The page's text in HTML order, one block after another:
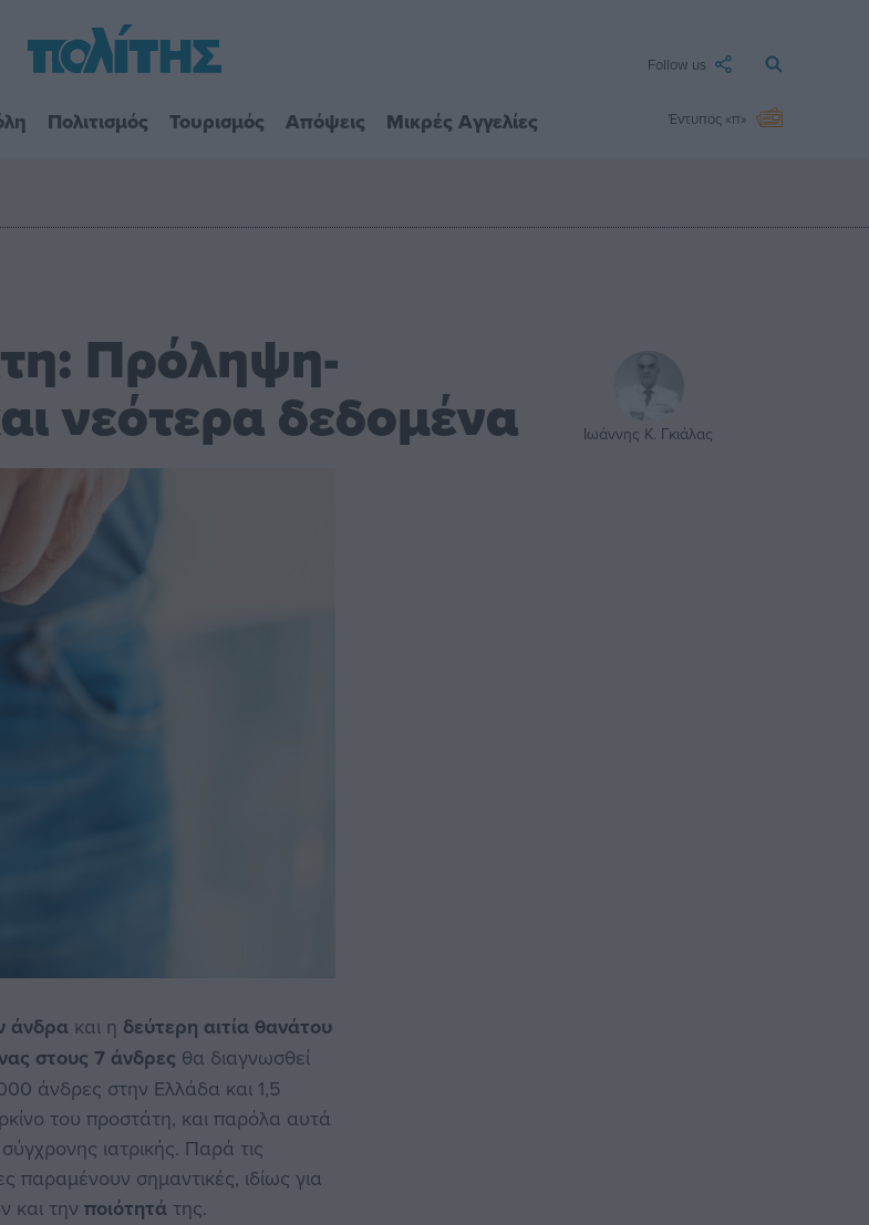
Follow us
Πολιτισμός Τουρισμός Απόψεις Μικρές Αγγελίες Έντυπος «π»
Πρόληψη-
νεότερα δεδομένα Ιωάννης Κ. Γκιάλας
άνδρα και η δεύτερη αιτία θανάτου
στους 7 άνδρες θα διαγνωσθεί
άνδρες στην Ελλάδα και 1,5
του προστάτη, και παρόλα αυτά
ιατρικής. Παρά τις
παραμένουν σημαντικές, ιδίως για
και τηνποιότητάτης.